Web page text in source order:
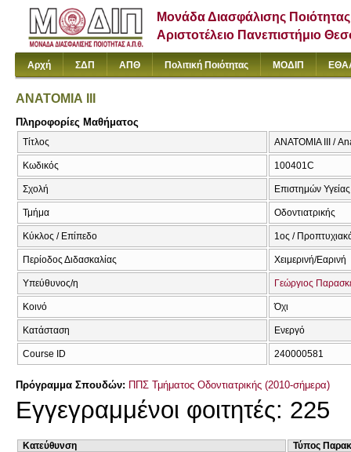
Μονάδα Διασφάλισης Ποιότητας
Αριστοτέλειο Πανεπιστήμιο
Αρχή ΣΔΠ ΑΠΘ Πολιτική Ποιότητας ΜΟΔΙΠ
ΑΝΑΤΟΜΙΑ ΙΙΙ
Πληροφορίες Μαθήματος
Τίτλος ΑΝΑΤΟΜΙΑ ΙΙΙ /
Κωδικός 100401C
Σχολή Επιστημών Υγείας
Τμήμα Οδοντιατρικής
Κύκλος / Επίπεδο 1ος /
Περίοδος Διδασκαλίας Χειμερινή/Εαρινή
Υπεύθυνος/η Γεώργιος
Κοινό Όχι
Κατάσταση Ενεργό
Course ID 240000581
Πρόγραμμα Σπουδών: ΠΠΣ Τμήματος Οδοντιατρικής (2010-σήμερα)
Εγγεγραμμένοι φοιτητές: 225
Κατεύθυνση
Τύπος